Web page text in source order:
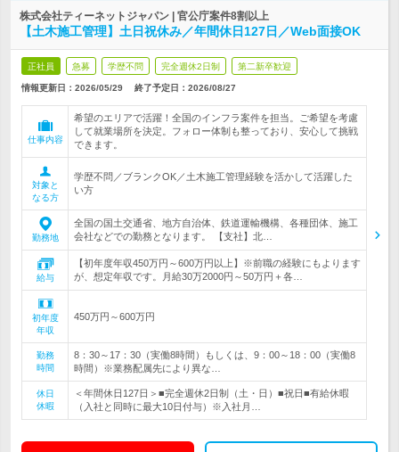
株式会社ティーネットジャパン | 官公庁案件8割以上
【土木施工管理】土日祝休み／年間休日127日／Web面接OK
正社員 急募 学歴不問 完全週休2日制 第二新卒歓迎
情報更新日：2026/05/29 終了予定日： 2026/08/27
仕事内容
希望のエリアで活躍！全国のインフラ案件を担当。ご希望を考慮
して就業場所を決定。フォロー体制も整っており、安心して挑戦
できます。
対象と
なる方
学歴不問／ブランクOK／土木施工管理経験を活かして活躍した
い方
勤務地
全国の国土交通省、地方自治体、鉄道運輸機構、各種団体、施工
会社などでの勤務となります。 【支社】北…
給与
【初年度年収450万円～600万円以上】※前職の経験にもよります
が、想定年収です。月給30万2000円～50万円＋各…
初年度
年収
450万円～600万円
勤務
時間
8：30～17：30（実働8時間）もしくは、9：00～18：00（実働8
時間）※業務配属先により異な…
休日
休暇
＜年間休日127日＞■完全週休2日制（土・日）■祝日■有給休暇
（入社と同時に最大10日付与）※入社月…